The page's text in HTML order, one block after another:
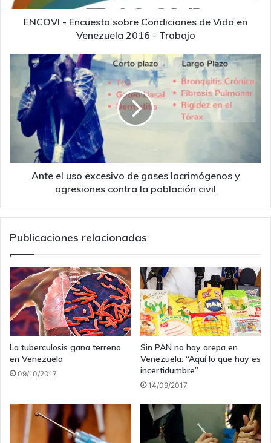
Venezuela
2016ENCOVI - Encuesta sobre Condiciones de Vida en
Venezuela 2016 - Trabajo
Ante
el
excesivo
de
gases
lacrimógenos
agresiones
contraAnte el uso excesivo de gases lacrimógenos y
agresiones contra la población civil
Publicaciones relacionadas
La tuberculosis gana terreno
en Venezuela
09/10/2017
Sin PAN no hay arepa en
Venezuela: “Aquí lo que hay es
incertidumbre”
14/09/2017